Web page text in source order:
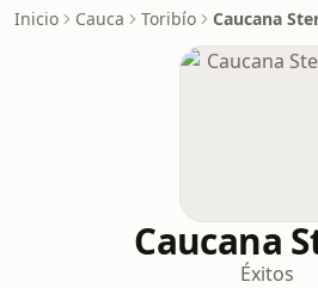
Inicio Cauca Toribío Caucana
Caucana
Éxitos